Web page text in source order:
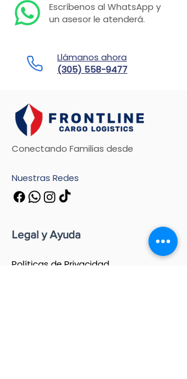
Escríbenos al WhatsApp y
un asesor le atenderá.
Llámanos ahora
(305) 558-9477
Conectando Familias desde
Nuestras Redes
Legal y Ayuda
Políticas de Privacidad